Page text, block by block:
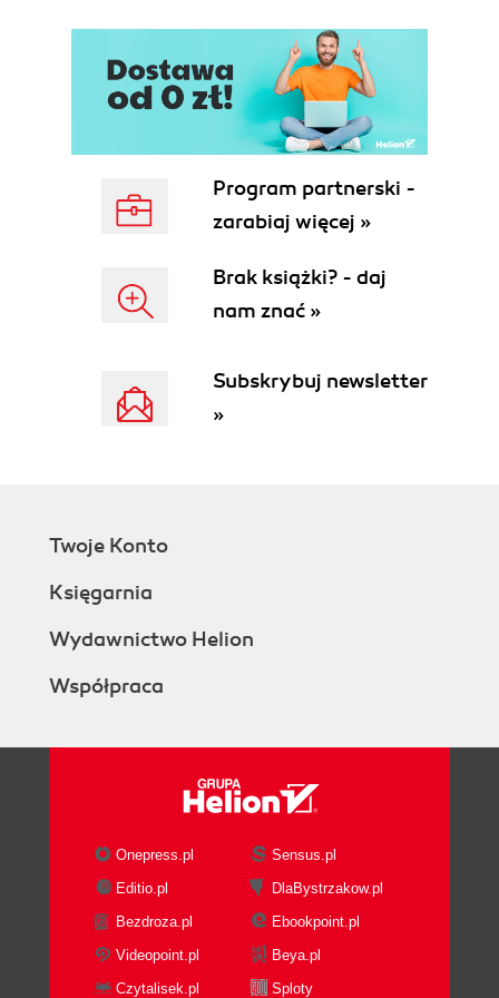
Program partnerski -
zarabiaj więcej »
Brak książki? - daj
nam znać »
Subskrybuj newsletter
»
Twoje Konto
Księgarnia
Wydawnictwo Helion
Współpraca
Onepress.pl
Sensus.pl
Editio.pl
DlaBystrzakow.pl
Bezdroza.pl
Ebookpoint.pl
Videopoint.pl
Beya.pl
Czytalisek.pl
Sploty